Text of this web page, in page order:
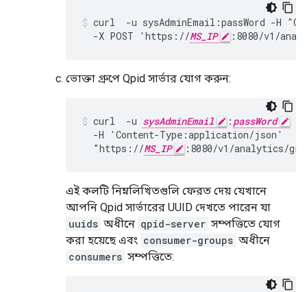
curl  -u sysAdminEmail:passWord -H
  -X POST 'https://
MS_IP :8080/v1/
ভোক্তা গ্রুপে Qpid সার্ভার যোগ করুন:
curl  -u sysAdminEmail : passWord
-X
  -H 'Content-Type:application/json'
  "https://
MS_IP :8080/v1/analytics/
এই কলটি নিম্নলিখিতগুলি ফেরত দেয় যেখানে
আপনি Qpid সার্ভারের UUID দেখতে পারেন যা
uuids অধীনে qpid-server সম্পত্তিতে যোগ
করা হয়েছে এবং consumer-groups অধীনে
consumers সম্পত্তিতে: